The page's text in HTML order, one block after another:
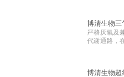
博清生物三
基因···
严格厌氧及
代谢通路，
博清生物超